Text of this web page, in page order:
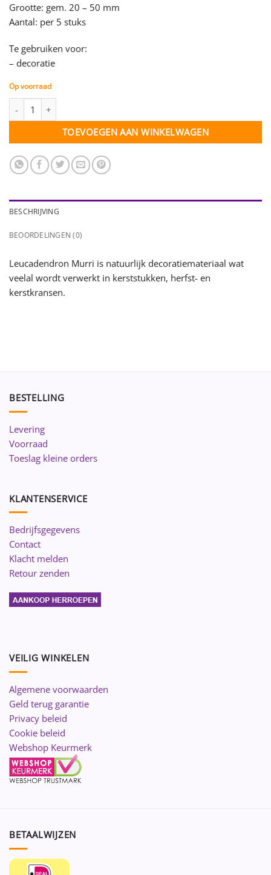
Grootte: gem. 20 – 50 mm
Aantal: per 5 stuks
Te gebruiken voor:
– decoratie
Op voorraad
TOEVOEGEN AAN WINKELWAGEN
BESCHRIJVING
BEOORDELINGEN (0)
Leucadendron Murri is natuurlijk decoratiemateriaal wat
veelal wordt verwerkt in kerststukken, herfst- en
kerstkransen.
BESTELLING
Levering
Voorraad
Toeslag kleine orders
KLANTENSERVICE
Bedrijfsgegevens
Contact
Klacht melden
Retour zenden
VEILIG WINKELEN
Algemene voorwaarden
Geld terug garantie
Privacy beleid
Cookie beleid
Webshop Keurmerk
BETAALWIJZEN